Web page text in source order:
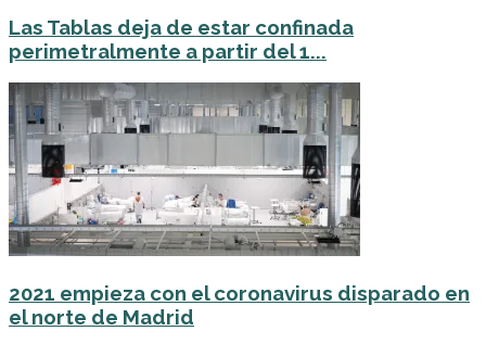
Las Tablas deja de estar confinada
perimetralmente a partir del 1...
2021 empieza con el coronavirus disparado en
el norte de Madrid